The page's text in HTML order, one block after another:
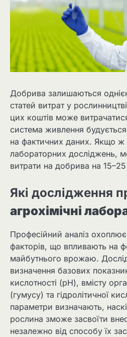
Добрива залишаються
статей витрат у
цих коштів може
система живлення
на фактичних даних. Якщо ж
лабораторних досліджень,
витрати на добрива на
Які дослідження
агрохімічні
Професійний аналіз
факторів, що впливають на
майбутнього врожаю.
визначення базових
кислотності (pH), вмісту
(гумусу) та гідролітичної
параметри визначають,
рослина зможе засвоїти
незалежно від способу їх